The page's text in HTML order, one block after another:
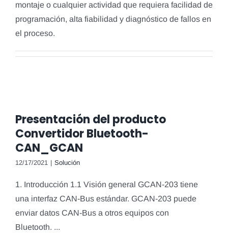
montaje o cualquier actividad que requiera facilidad de
programación, alta fiabilidad y diagnóstico de fallos en
el proceso.
Presentación del producto
Convertidor Bluetooth-
CAN_GCAN
12/17/2021 | Solución
1. Introducción 1.1 Visión general GCAN-203 tiene
una interfaz CAN-Bus estándar. GCAN-203 puede
enviar datos CAN-Bus a otros equipos con
Bluetooth. ...